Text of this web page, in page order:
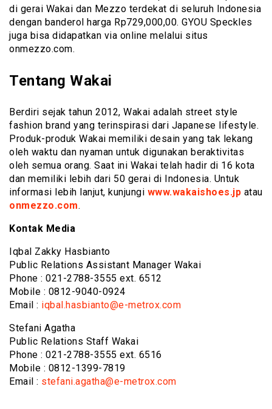
di gerai Wakai dan Mezzo terdekat di seluruh Indonesia
dengan banderol harga Rp729,000,00. GYOU Speckles
juga bisa didapatkan via online melalui situs
onmezzo.com.
Tentang Wakai
Berdiri sejak tahun 2012, Wakai adalah street style
fashion brand yang terinspirasi dari Japanese lifestyle.
Produk-produk Wakai memiliki desain yang tak lekang
oleh waktu dan nyaman untuk digunakan beraktivitas
oleh semua orang. Saat ini Wakai telah hadir di 16 kota
dan memiliki lebih dari 50 gerai di Indonesia. Untuk
informasi lebih lanjut, kunjungi www.wakaishoes.jp atau
onmezzo.com.
Kontak Media
Iqbal Zakky Hasbianto
Public Relations Assistant Manager Wakai
Phone : 021-2788-3555 ext. 6512
Mobile : 0812-9040-0924
Email : iqbal.hasbianto@e-metrox.com
Stefani Agatha
Public Relations Staff Wakai
Phone : 021-2788-3555 ext. 6516
Mobile : 0812-1399-7819
Email : stefani.agatha@e-metrox.com